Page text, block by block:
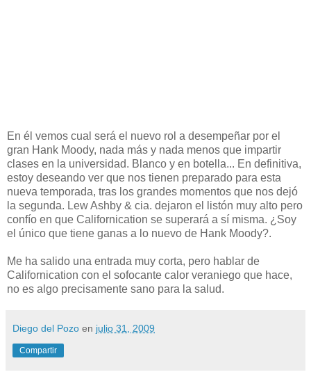
En él vemos cual será el nuevo rol a desempeñar por el
gran Hank Moody, nada más y nada menos que impartir
clases en la universidad. Blanco y en botella... En definitiva,
estoy deseando ver que nos tienen preparado para esta
nueva temporada, tras los grandes momentos que nos dejó
la segunda. Lew Ashby & cia. dejaron el listón muy alto pero
confío en que Californication se superará a sí misma. ¿Soy
el único que tiene ganas a lo nuevo de Hank Moody?.
Me ha salido una entrada muy corta, pero hablar de
Californication con el sofocante calor veraniego que hace,
no es algo precisamente sano para la salud.
Diego del Pozo en julio 31, 2009
Compartir